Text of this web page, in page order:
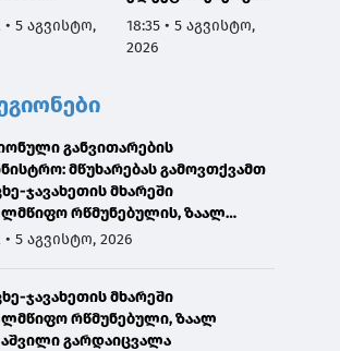
• 5 აგვისტო,
ს მიწოდების
შეწყვეტის გამო,
შეჩერდა
18:35 • 5 აგვისტო,
2026
განვითარების
მწუხარებას გამოვთქვამთ
ჯავახეთის მხარეში
რწმუნებულის, ზაალ
გარდაცვალების გამო
• 5 აგვისტო, 2026
ჯავახეთის მხარეში
რწმუნებული, ზაალ
გარდაიცვალა